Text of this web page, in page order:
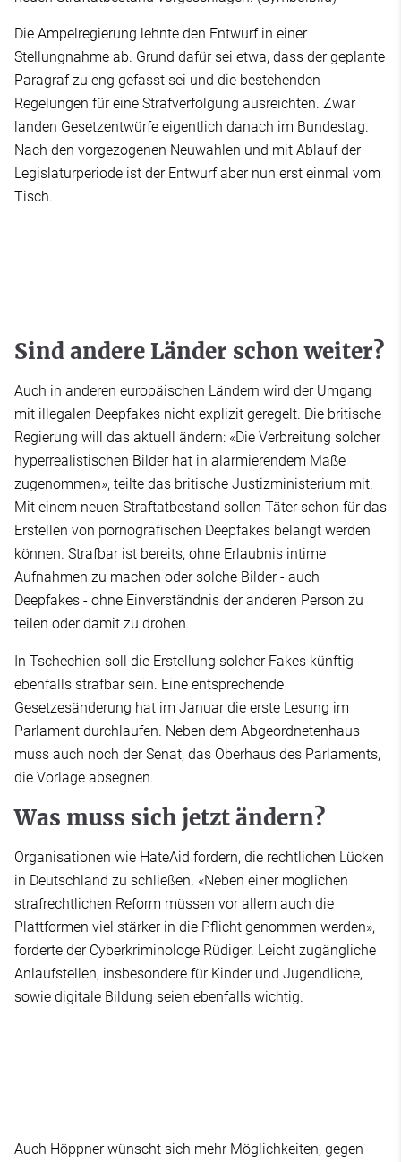
Die Ampelregierung lehnte den Entwurf in einer
Stellungnahme ab. Grund dafür sei etwa, dass der geplante
Paragraf zu eng gefasst sei und die bestehenden
Regelungen für eine Strafverfolgung ausreichten. Zwar
landen Gesetzentwürfe eigentlich danach im Bundestag.
Nach den vorgezogenen Neuwahlen und mit Ablauf der
Legislaturperiode ist der Entwurf aber nun erst einmal vom
Tisch.
Sind andere Länder schon weiter?
Auch in anderen europäischen Ländern wird der Umgang
mit illegalen Deepfakes nicht explizit geregelt. Die britische
Regierung will das aktuell ändern: «Die Verbreitung solcher
hyperrealistischen Bilder hat in alarmierendem Maße
zugenommen», teilte das britische Justizministerium mit.
Mit einem neuen Straftatbestand sollen Täter schon für das
Erstellen von pornografischen Deepfakes belangt werden
können. Strafbar ist bereits, ohne Erlaubnis intime
Aufnahmen zu machen oder solche Bilder - auch
Deepfakes - ohne Einverständnis der anderen Person zu
teilen oder damit zu drohen.
In Tschechien soll die Erstellung solcher Fakes künftig
ebenfalls strafbar sein. Eine entsprechende
Gesetzesänderung hat im Januar die erste Lesung im
Parlament durchlaufen. Neben dem Abgeordnetenhaus
muss auch noch der Senat, das Oberhaus des Parlaments,
die Vorlage absegnen.
Was muss sich jetzt ändern?
Organisationen wie HateAid fordern, die rechtlichen Lücken
in Deutschland zu schließen. «Neben einer möglichen
strafrechtlichen Reform müssen vor allem auch die
Plattformen viel stärker in die Pflicht genommen werden»,
forderte der Cyberkriminologe Rüdiger. Leicht zugängliche
Anlaufstellen, insbesondere für Kinder und Jugendliche,
sowie digitale Bildung seien ebenfalls wichtig.
Auch Höppner wünscht sich mehr Möglichkeiten, gegen